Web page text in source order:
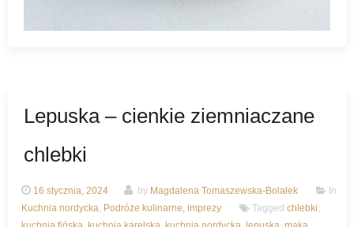
Lepuska – cienkie ziemniaczane
chlebki
16 stycznia, 2024 by Magdalena Tomaszewska-Bolałek
In
Kuchnia nordycka, Podróże kulinarne, imprezy Tagged chlebki,